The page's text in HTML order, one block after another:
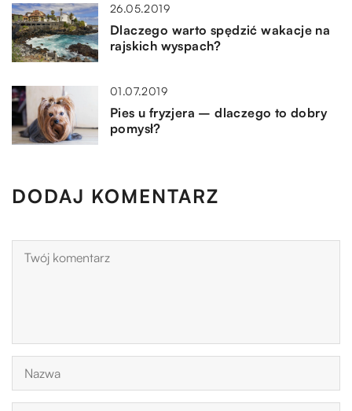
26.05.2019
Dlaczego warto spędzić wakacje na
rajskich wyspach?
01.07.2019
Pies u fryzjera – dlaczego to dobry
pomysł?
DODAJ KOMENTARZ